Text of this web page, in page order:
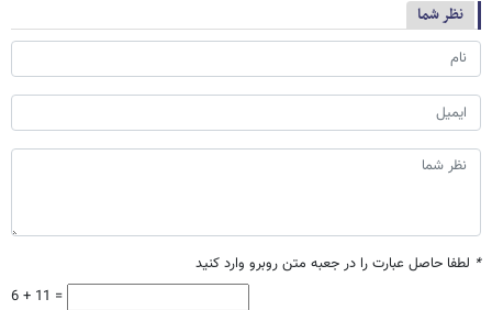
نظر شما
* لطفا حاصل عبارت را در جعبه متن روبرو وارد کنید
6 + 11 =